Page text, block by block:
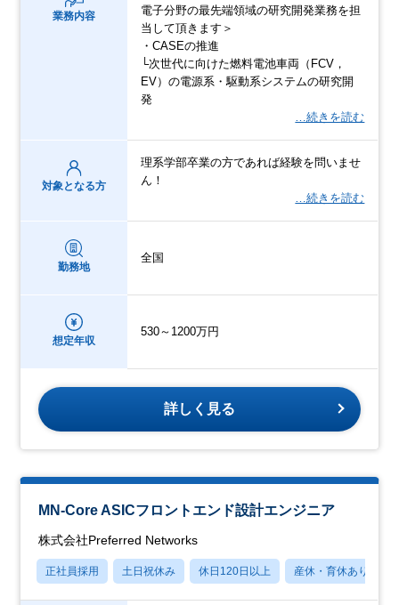
業務内容
電子分野の最先端領域の研究開発業務を担
当して頂きます＞
・CASEの推進
└次世代に向けた燃料電池車両（FCV，
EV）の電源系・駆動系システムの研究開
発
…続きを読む
対象となる方
理系学部卒業の方であれば経験を問いませ
ん！
…続きを読む
勤務地
全国
想定年収
530～1200万円
詳しく見る
MN-Core ASICフロントエンド設計エンジニア
株式会社Preferred Networks
正社員採用 土日祝休み 休日120日以上 産休・育休あり